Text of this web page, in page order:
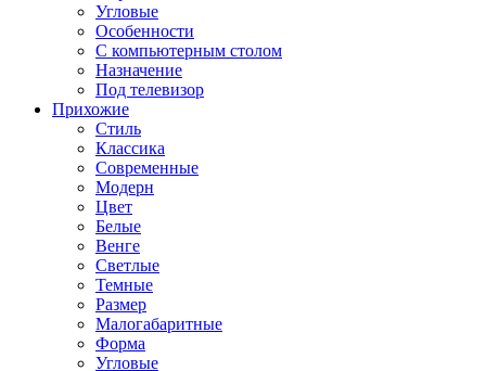
Угловые
Особенности
С компьютерным столом
Назначение
Под телевизор
Прихожие
Стиль
Классика
Современные
Модерн
Цвет
Белые
Венге
Светлые
Темные
Размер
Малогабаритные
Форма
Угловые